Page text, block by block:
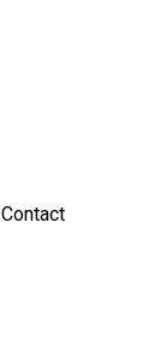
Contact